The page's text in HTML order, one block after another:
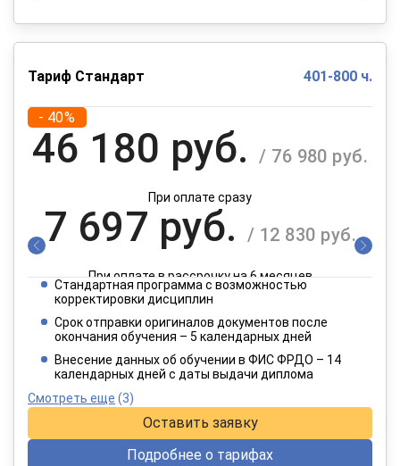
Тариф Стандарт 401-800 ч.
- 40%
46 180 руб. / 76 980 руб.
При оплате сразу
7 697 руб. / 12 830 руб.
При оплате в рассрочку на 6 месяцев
3 849 руб.
При оплате в рассрочку на 12 месяцев
Стандартная программа с возможностью
корректировки дисциплин
Срок отправки оригиналов документов после
окончания обучения – 5 календарных дней
Внесение данных об обучении в ФИС ФРДО – 14
календарных дней с даты выдачи диплома
Смотреть еще (3)
Оставить заявку
Подробнее о тарифах